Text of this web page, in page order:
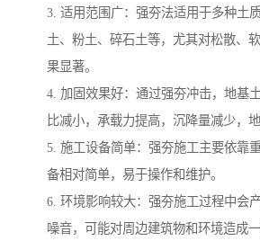
3. 适用范围广：强夯法适用于多种土
土、粉土、碎石土等，尤其对松散、
果显著。
4. 加固效果好：通过强夯冲击，地基
比减小，承载力提高，沉降量减少，
5. 施工设备简单：强夯施工主要依靠
备相对简单，易于操作和维护。
6. 环境影响较大：强夯施工过程中会
噪音，可能对周边建筑物和环境造成